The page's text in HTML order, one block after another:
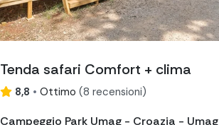
Tenda safari Comfort + clima
8,8 • Ottimo (8 recensioni)
Campeggio Park Umag - Croazia - Umag